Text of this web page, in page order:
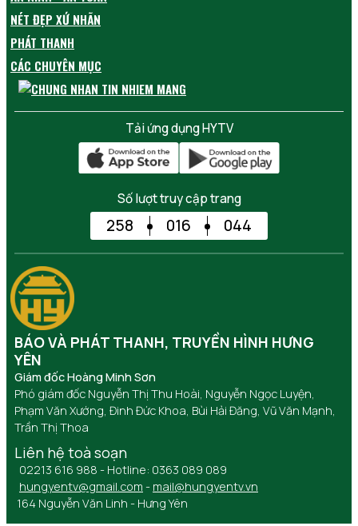
NÉT ĐẸP XỨ NHÃN
PHÁT THANH
CÁC CHUYÊN MỤC
Tải ứng dụng HYTV
Số lượt truy cập trang
258 016 044
BÁO VÀ PHÁT THANH, TRUYỀN HÌNH HƯNG
YÊN
Giám đốc Hoàng Minh Sơn
Phó giám đốc Nguyễn Thị Thu Hoài, Nguyễn Ngọc Luyện,
Phạm Văn Xướng, Đinh Đức Khoa, Bùi Hải Đăng, Vũ Văn Mạnh,
Trần Thị Thoa
Liên hệ toà soạn
02213 616 988 - Hotline: 0363 089 089
hungyentv@gmail.com - mail@hungyentv.vn
164 Nguyễn Văn Linh - Hưng Yên